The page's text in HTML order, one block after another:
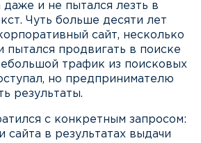
даже и не пытался лезть в
Чуть больше десяти лет
сайт, несколько
пытался продвигать в поиске
трафик из поисковых
но предпринимателю
результаты.
с конкретным запросом:
сайта в результатах выдачи